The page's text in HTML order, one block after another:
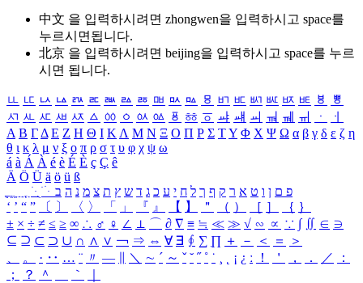
中文 을 입력하시려면 zhongwen을 입력하시고 space를
누르시면됩니다.
北京 을 입력하시려면 beijing을 입력하시고 space를 누르
시면 됩니다.
ㅥ ㅦ ㅧ ㅨ ㅩ ㅪ ㅫ ㅬ ㅭ ㅮ ㅯ ㅰ ㅱ ㅲ ㅳ ㅴ ㅵ ㅶ ㅷ ㅸ
ㅹ
ㅺ ㅻ ㅼ ㅽ ㅾ ㅿ ㆀ ㆁ ㆂ ㆃ ㆄ ㆅ ㆆ ㆇ ㆈ ㆉ ㆊ ㆋ ㆌ ㆍ
ㆎ
Α Β ΓΔ Ε Ζ Η Θ Ι ΚΛ Μ Ν Ξ Ο Π Ρ Σ ΤΥ Φ Χ Ψ Ω α β γ δ ε ζ η
θ ι κ λ μ ν ξ ο π ρ σ τ υ φ χ ψ ω
á à Á À é è É È ç Ç ê
Ä Ö Ü ä ö ü ß
ִֶֹ ֻּ ׁׂ פ ם ן ו ט א ר ק ף ך ל ח י ע כ ג ד ש ץ ת צ מ נ ה ב
‘ ’ “ ” 〔 〕 〈 〉 「 」 『 』 【 】 ＂ （ ） ［ ］ ｛ ｝
± × ÷ ≠ ≤ ≥ ∞ ∴ ♂ ♀ ∠ ⊥ ⌒ ∂ ∇ ≡ ≒ ≪ ≫ √ ∽ ∝ ∵ ∫ ∬ ∈ ∋
⊆ ⊇ ⊂ ⊃ ∪ ∩ ∧ ∨ ￢ ⇒ ⇔ ∀ ∃ ∮ ∑ ∏ ＋ － ＜ ＝
＞
、
。 · ‥ … ¨ 〃 ― ＼ ∼ ´ ～ ˇ ˘ ˝ ˚ ˙ ¸ ¡ ¿ ː ！ ＇ ， ． ／
：
；
？ ＾ ｀